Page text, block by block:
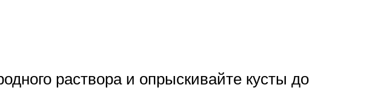
раствора и опрыскивайте кусты до